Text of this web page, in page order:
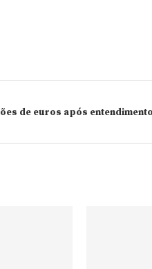
de euros após